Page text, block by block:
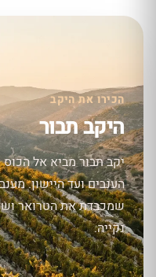
הכירו את היקב
היקב תבור
יקב תבור מביא אל
הענבים ועד היישון.
שמכבדת את הטרואר
נקייה.